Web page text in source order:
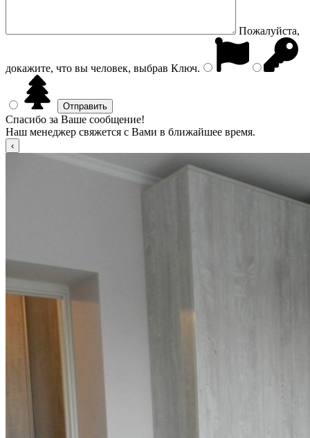
Пожалуйста,
докажите, что вы человек, выбрав Ключ.
Спасибо за Ваше сообщение!
Наш менеджер свяжется с Вами в ближайшее время.